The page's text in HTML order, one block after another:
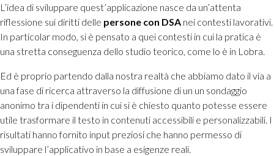
L’idea di sviluppare quest’applicazione nasce da un’attenta
riflessione sui diritti delle persone con DSA nei contesti lavorativi.
In particolar modo, si è pensato a quei contesti in cui la pratica è
una stretta conseguenza dello studio teorico, come lo è in Lobra.
Ed è proprio partendo dalla nostra realtà che abbiamo dato il via a
una fase di ricerca attraverso la diffusione di un un sondaggio
anonimo tra i dipendenti in cui si è chiesto quanto potesse essere
utile trasformare il testo in contenuti accessibili e personalizzabili. I
risultati hanno fornito input preziosi che hanno permesso di
sviluppare l’applicativo in base a esigenze reali.